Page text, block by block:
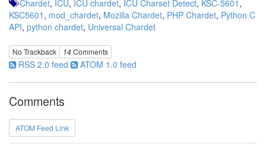
Chardet, ICU, ICU chardet, ICU Charset Detect, KSC-5601 ,
KSC5601 , mod_chardet, Mozilla Chardet, PHP Chardet, Python C
API, python chardet, Universal Chardet
No Trackback 14Comments
RSS 2.0 feed ATOM 1.0 feed
Comments
ATOM Feed Link